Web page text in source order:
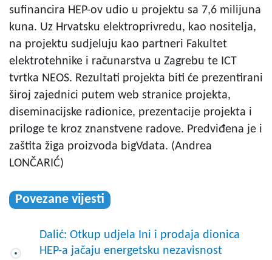
sufinancira HEP-ov udio u projektu sa 7,6 milijuna
kuna. Uz Hrvatsku elektroprivredu, kao nositelja,
na projektu sudjeluju kao partneri Fakultet
elektrotehnike i računarstva u Zagrebu te ICT
tvrtka NEOS. Rezultati projekta biti će prezentirani
široj zajednici putem web stranice projekta,
diseminacijske radionice, prezentacije projekta i
priloge te kroz znanstvene radove. Predviđena je i
zaštita žiga proizvoda bigVdata. (Andrea
LONČARIĆ)
Povezane vijesti
Dalić: Otkup udjela Ini i prodaja dionica
HEP-a jačaju energetsku nezavisnost